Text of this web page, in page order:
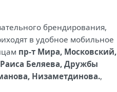
брендирования,
в удобное мобильное
пр-т Мира, Московский,
Беляева, Дружбы
Низаметдинова.,